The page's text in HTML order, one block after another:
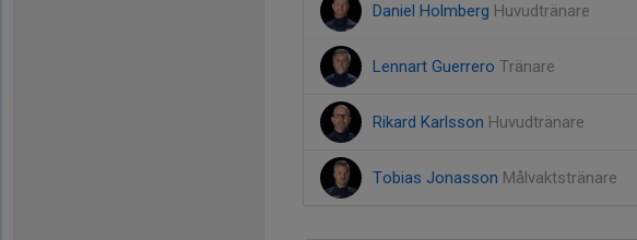
Daniel Holmberg Huvudtränare
Lennart Guerrero Tränare
Rikard Karlsson Huvudtränare
Tobias Jonasson Målvaktstränare